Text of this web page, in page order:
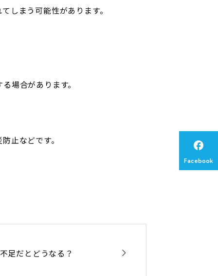
しまう可能性があります。
場合があります。
止などです。
足だとどうなる？ 

Facebook